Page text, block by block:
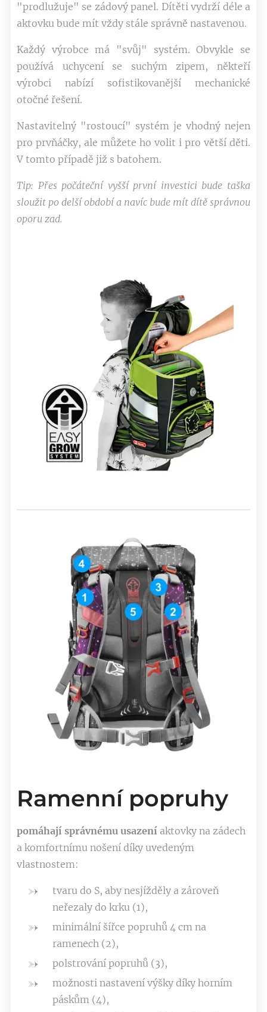
"prodlužuje" se zádový panel. Dítěti vydrží déle a
aktovku bude mít vždy stále správně nastavenou.
Každý výrobce má "svůj" systém. Obvykle se
používá uchycení se suchým zipem, někteří
výrobci nabízí sofistikovanější mechanické
otočné řešení.
Nastavitelný "rostoucí" systém je vhodný nejen
pro prvňáčky, ale můžete ho volit i pro větší děti.
V tomto případě již s batohem.
Tip: Přes počáteční vyšší první investici bude taška
sloužit po delší období a navíc bude mít dítě správnou
oporu zad.
Ramenní popruhy
pomáhají správnému usazení aktovky na zádech
a komfortnímu nošení díky uvedeným
vlastnostem:
tvaru do S, aby nesjížděly a zároveň
neřezaly do krku (1),
minimální šířce popruhů 4 cm na
ramenech (2),
polstrování popruhů (3),
možnosti nastavení výšky díky horním
páskům (4),